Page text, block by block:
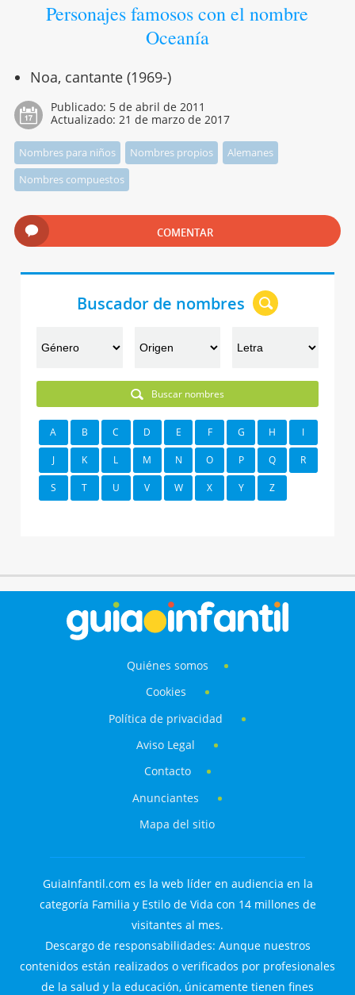
Personajes famosos con el nombre
Oceanía
Noa, cantante (1969-)
Publicado: 5 de abril de 2011
Actualizado: 21 de marzo de 2017
Nombres para niños Nombres propios
Alemanes
Nombres compuestos
COMENTAR
Buscador de nombres
Buscar nombres
A B C D E F G H I
J K L M N O P Q R
S T U V W X Y Z
Quiénes somos
Cookies
Política de privacidad
Aviso Legal
Contacto
Anunciantes
Mapa del sitio
GuiaInfantil.com es la web líder en audiencia en la
categoría Familia y Estilo de Vida con 14 millones de
visitantes al mes.
Descargo de responsabilidades: Aunque nuestros
contenidos están realizados o verificados por profesionales
de la salud y la educación, únicamente tienen fines